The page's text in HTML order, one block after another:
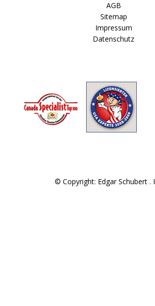
AGB
Sitemap
Impressum
Datenschutz
© Copyright: Edgar Schubert .